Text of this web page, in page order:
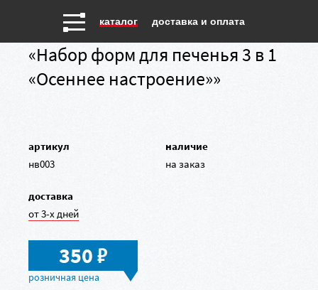
каталог доставка и оплата
«Набор форм для печенья 3 в 1
«Осеннее настроение»»
артикул
нв003
наличие
на заказ
доставка
от 3-х дней
350в